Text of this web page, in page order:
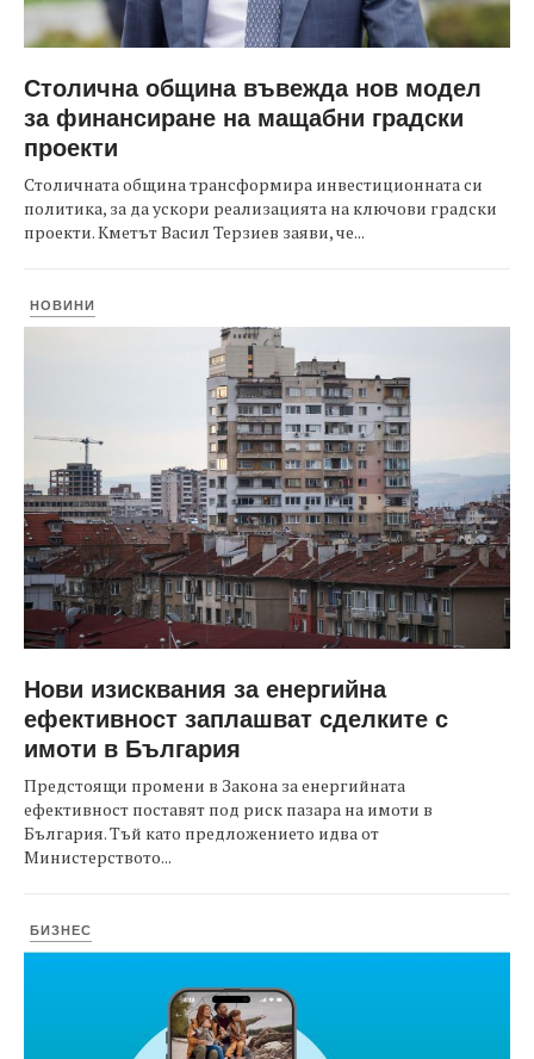
Столична община въвежда нов модел
за финансиране на мащабни градски
проекти
Столичната община трансформира инвестиционната си
политика, за да ускори реализацията на ключови градски
проекти. Кметът Васил Терзиев заяви, че...
НОВИНИ
Нови изисквания за енергийна
ефективност заплашват сделките с
имоти в България
Предстоящи промени в Закона за енергийната
ефективност поставят под риск пазара на имоти в
България. Тъй като предложението идва от
Министерството...
БИЗНЕС